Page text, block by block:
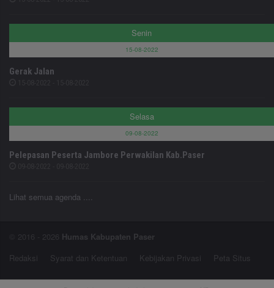
Senin
15-08-2022
Gerak Jalan
Selasa
09-08-2022
Pelepasan Peserta Jambore Perwakilan Kab.Paser
Lihat semua agenda ....
© 2016 - 2026 Humas Kabupaten Paser
Redaksi
Syarat dan Ketentuan Kebijakan Privasi Peta Situs